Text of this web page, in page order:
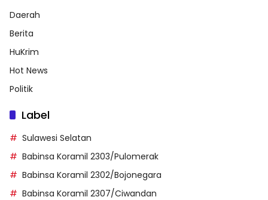
Daerah
Berita
HuKrim
Hot News
Politik
Label
Sulawesi Selatan
Babinsa Koramil 2303/Pulomerak
Babinsa Koramil 2302/Bojonegara
Babinsa Koramil 2307/Ciwandan